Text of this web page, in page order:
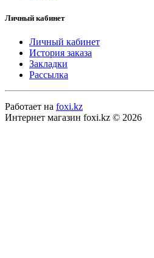
Личный кабинет
Личный кабинет
История заказа
Закладки
Рассылка
Работает на foxi.kz
Интернет магазин foxi.kz © 2026